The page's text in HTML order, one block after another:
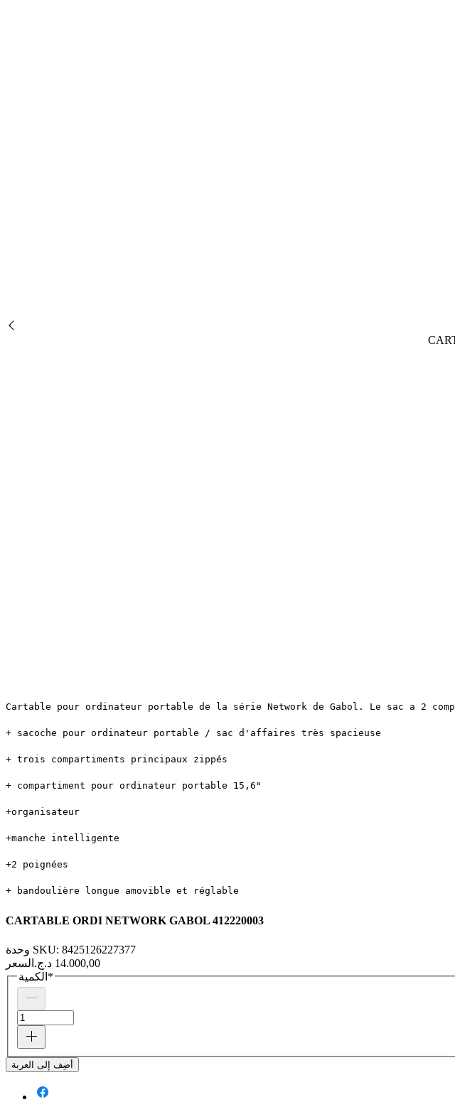
Cartable pour ordinateur portable de la série Network de Gabol. Le sac a 2
+ sacoche pour ordinateur portable / sac d'affaires très spacieuse
+ trois compartiments principaux zippés
+ compartiment pour ordinateur portable 15,6"
+organisateur
+manche intelligente
+2 poignées
+ bandoulière longue amovible et réglable
CARTABLE ORDI NETWORK GABOL 412220003
وحدة SKU: 8425126227377
السعر
الكمية *
أضِف إلى العربة